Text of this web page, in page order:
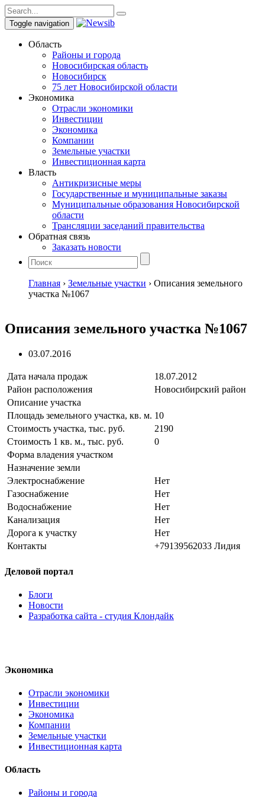
Toggle navigation
Область
Районы и города
Новосибирская область
Новосибирск
75 лет Новосибирской области
Экономика
Отрасли экономики
Инвестиции
Экономика
Компании
Земельные участки
Инвестиционная карта
Власть
Антикризисные меры
Государственные и муниципальные заказы
Муниципальные образования Новосибирской
области
Трансляции заседаний правительства
Обратная связь
Заказать новости
Главная › Земельные участки › Описания земельного
участка №1067
Описания земельного участка №1067
03.07.2016
Дата начала продаж
18.07.2012
Район расположения
Новосибирский район
Описание участка
Площадь земельного участка, кв. м. 10
Стоимость участка, тыс. руб.
2190
Стоимость 1 кв. м., тыс. руб.
0
Форма владения участком
Назначение земли
Электроснабжение
Нет
Газоснабжение
Нет
Водоснабжение
Нет
Канализация
Нет
Дорога к участку
Нет
Контакты
+79139562033 Лидия
Деловой портал
Блоги
Новости
Разработка сайта - студия Клондайк
Экономика
Отрасли экономики
Инвестиции
Экономика
Компании
Земельные участки
Инвестиционная карта
Область
Районы и города